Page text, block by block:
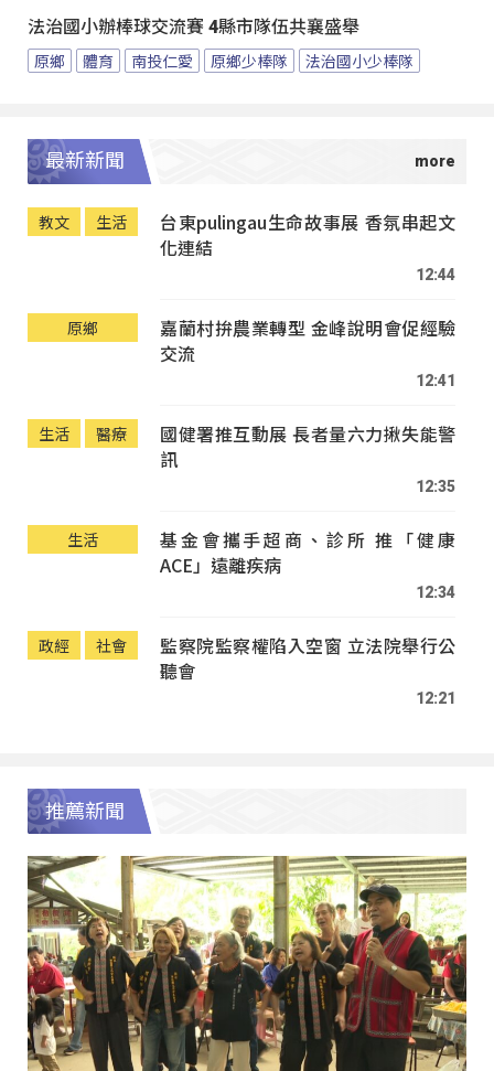
法治國小辦棒球交流賽 4縣市隊伍共襄盛舉
原鄉 體育 南投仁愛 原鄉少棒隊 法治國小少棒隊
最新新聞
教文 生活
台東pulingau生命故事展 香氛串起文
化連結
12:44
原鄉
嘉蘭村拚農業轉型 金峰說明會促經驗
交流
12:41
生活 醫療
國健署推互動展 長者量六力揪失能警
訊
12:35
生活
基金會攜手超商、診所 推「健康
ACE」遠離疾病
12:34
政經 社會
監察院監察權陷入空窗 立法院舉行公
聽會
12:21
推薦新聞